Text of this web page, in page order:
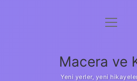
Anasayfa
Yasal Uyarı
menüyü
Macera ve
Yeni yerler, yeni